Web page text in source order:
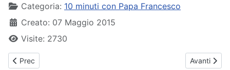
Categoria: 10 minuti con Papa Francesco
Creato: 07 Maggio 2015
Visite: 2730
Articolo precedente: Papa Francesco - Udienza Generale - 05-
Prec Articolo
Avanti